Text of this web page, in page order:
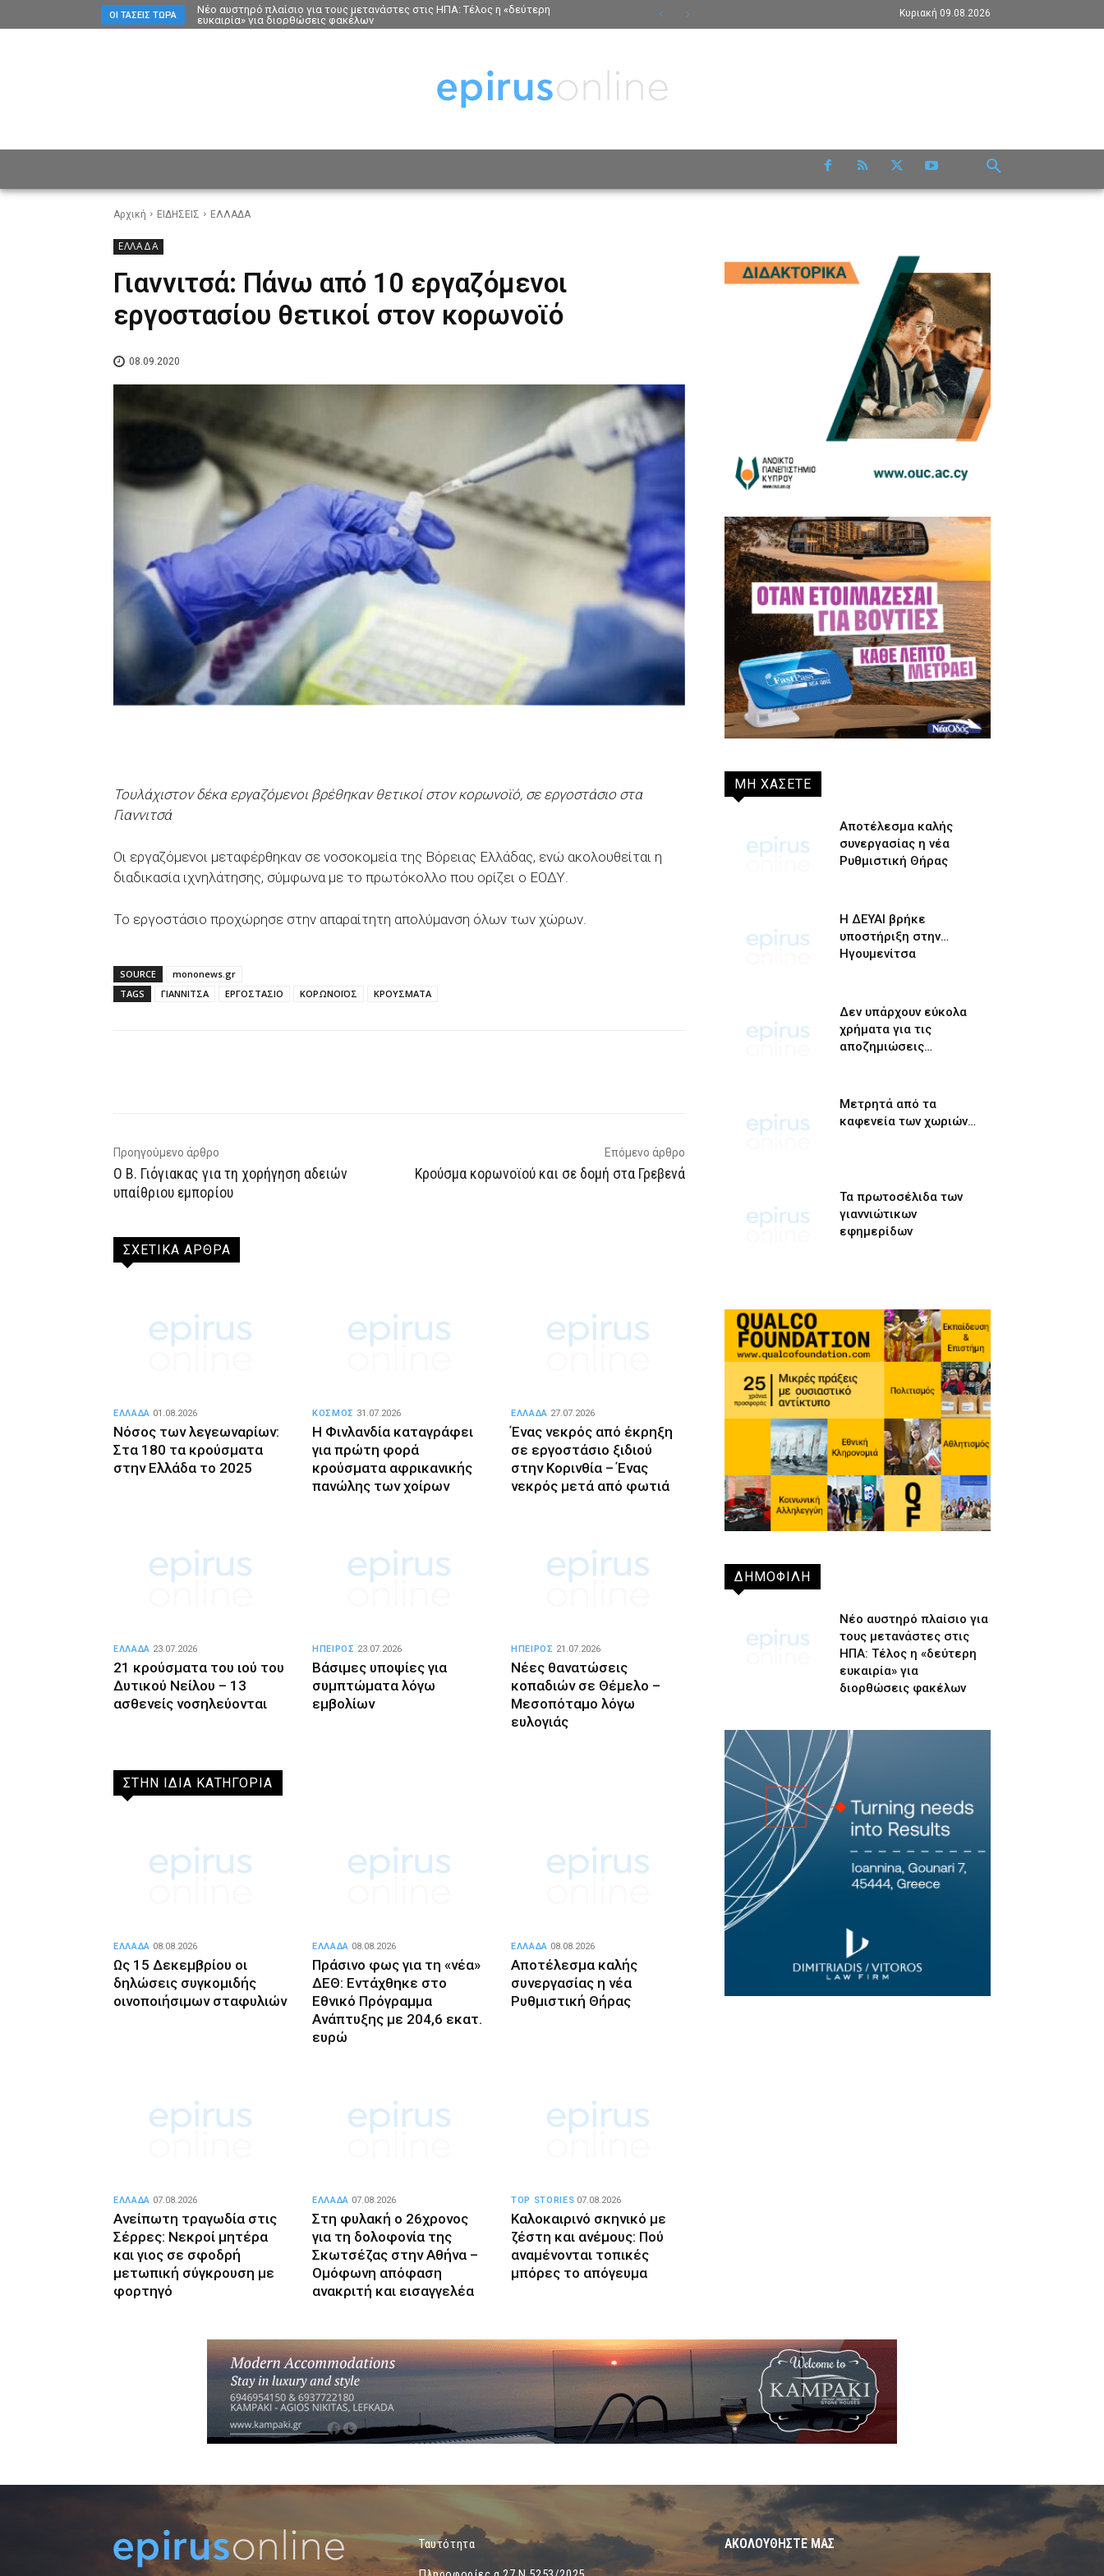
ΟΙ ΤΆΣΕΙΣ ΤΏΡΑ
Νέο αυστηρό πλαίσιο για τους μετανάστες στις ΗΠΑ: Τέλος η «δεύτερη
ευκαιρία» για διορθώσεις φακέλων
Κυριακή 09.08.2026
Αρχική ΕΙΔΗΣΕΙΣ ΕΛΛΑΔΑ
ΕΛΛΑΔΑ
Γιαννιτσά: Πάνω από 10 εργαζόμενοι
εργοστασίου θετικοί στον κορωνοϊό
08.09.2020
Τουλάχιστον δέκα εργαζόμενοι βρέθηκαν θετικοί στον κορωνοϊό, σε εργοστάσιο στα
Γιαννιτσά
Οι εργαζόμενοι μεταφέρθηκαν σε νοσοκομεία της Βόρειας Ελλάδας, ενώ ακολουθείται η
διαδικασία ιχνηλάτησης, σύμφωνα με το πρωτόκολλο που ορίζει ο ΕΟΔΥ.
Το εργοστάσιο προχώρησε στην απαραίτητη απολύμανση όλων των χώρων.
SOURCE
mononews.gr
TAGS
ΓΙΑΝΝΙΤΣΑ ΕΡΓΟΣΤΑΣΙΟ ΚΟΡΩΝΟΪΟΣ ΚΡΟΥΣΜΑΤΑ
Προηγούμενο άρθρο
Ο Β. Γιόγιακας για τη χορήγηση αδειών
υπαίθριου εμπορίου
Επόμενο άρθρο
Κρούσμα κορωνοϊού και σε δομή στα Γρεβενά
ΣΧΕΤΙΚΑ ΑΡΘΡΑ
Νόσος των λεγεωναρίων:
Στα 180 τα κρούσματα
στην Ελλάδα το 2025
ΕΛΛΑΔΑ 01.08.2026
Η Φινλανδία καταγράφει
για πρώτη φορά
κρούσματα αφρικανικής
πανώλης των χοίρων
ΚΟΣΜΟΣ 31.07.2026
Ένας νεκρός από έκρηξη
σε εργοστάσιο ξιδιού
στην Κορινθία – Ένας
νεκρός μετά από φωτιά
ΕΛΛΑΔΑ 27.07.2026
21 κρούσματα του ιού του
Δυτικού Νείλου – 13
ασθενείς νοσηλεύονται
ΕΛΛΑΔΑ 23.07.2026
Βάσιμες υποψίες για
συμπτώματα λόγω
εμβολίων
ΗΠΕΙΡΟΣ 23.07.2026
Νέες θανατώσεις
κοπαδιών σε Θέμελο –
Μεσοπόταμο λόγω
ευλογιάς
ΗΠΕΙΡΟΣ 21.07.2026
ΣΤΗΝ ΙΔΙΑ ΚΑΤΗΓΟΡΙΑ
Ως 15 Δεκεμβρίου οι
δηλώσεις συγκομιδής
οινοποιήσιμων σταφυλιών
ΕΛΛΑΔΑ 08.08.2026
Πράσινο φως για τη «νέα»
ΔΕΘ: Εντάχθηκε στο
Εθνικό Πρόγραμμα
Ανάπτυξης με 204,6 εκατ.
ευρώ
ΕΛΛΑΔΑ 08.08.2026
Αποτέλεσμα καλής
συνεργασίας η νέα
Ρυθμιστική Θήρας
ΕΛΛΑΔΑ 08.08.2026
Ανείπωτη τραγωδία στις
Σέρρες: Νεκροί μητέρα
και γιος σε σφοδρή
μετωπική σύγκρουση με
φορτηγό
ΕΛΛΑΔΑ 07.08.2026
Στη φυλακή ο 26χρονος
για τη δολοφονία της
Σκωτσέζας στην Αθήνα –
Ομόφωνη απόφαση
ανακριτή και εισαγγελέα
ΕΛΛΑΔΑ 07.08.2026
Καλοκαιρινό σκηνικό με
ζέστη και ανέμους: Πού
αναμένονται τοπικές
μπόρες το απόγευμα
TOP STORIES 07.08.2026
ΜΗ ΧΑΣΕΤΕ
Αποτέλεσμα καλής
συνεργασίας η νέα
Ρυθμιστική Θήρας
Η ΔΕΥΑΙ βρήκε
υποστήριξη στην…
Ηγουμενίτσα
Δεν υπάρχουν εύκολα
χρήματα για τις
αποζημιώσεις…
Μετρητά από τα
καφενεία των χωριών…
Τα πρωτοσέλιδα των
γιαννιώτικων
εφημερίδων
ΔΗΜΟΦΙΛΗ
Νέο αυστηρό πλαίσιο για
τους μετανάστες στις
ΗΠΑ: Τέλος η «δεύτερη
ευκαιρία» για
διορθώσεις φακέλων
Ταυτότητα ΑΚΟΛΟΥΘΗΣΤΕ ΜΑΣ